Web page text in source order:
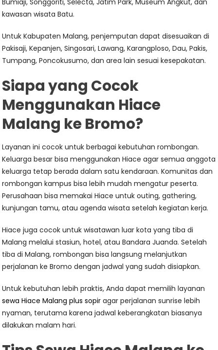
Bumiaji, Songgoriti, Selecta, Jatim Park, Museum Angkut, dan
kawasan wisata Batu.
Untuk Kabupaten Malang, penjemputan dapat disesuaikan di
Pakisaji, Kepanjen, Singosari, Lawang, Karangploso, Dau, Pakis,
Tumpang, Poncokusumo, dan area lain sesuai kesepakatan.
Siapa yang Cocok
Menggunakan Hiace
Malang ke Bromo?
Layanan ini cocok untuk berbagai kebutuhan rombongan.
Keluarga besar bisa menggunakan Hiace agar semua anggota
keluarga tetap berada dalam satu kendaraan. Komunitas dan
rombongan kampus bisa lebih mudah mengatur peserta.
Perusahaan bisa memakai Hiace untuk outing, gathering,
kunjungan tamu, atau agenda wisata setelah kegiatan kerja.
Hiace juga cocok untuk wisatawan luar kota yang tiba di
Malang melalui stasiun, hotel, atau Bandara Juanda. Setelah
tiba di Malang, rombongan bisa langsung melanjutkan
perjalanan ke Bromo dengan jadwal yang sudah disiapkan.
Untuk kebutuhan lebih praktis, Anda dapat memilih layanan
sewa Hiace Malang plus sopir agar perjalanan sunrise lebih
nyaman, terutama karena jadwal keberangkatan biasanya
dilakukan malam hari.